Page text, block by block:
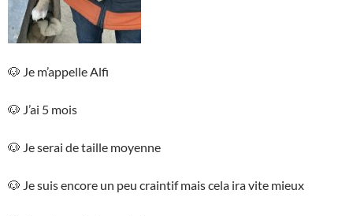
🐶 Je m’appelle Alfi
🐶 J’ai 5 mois
🐶 Je serai de taille moyenne
🐶 Je suis encore un peu craintif mais cela ira vite mieux